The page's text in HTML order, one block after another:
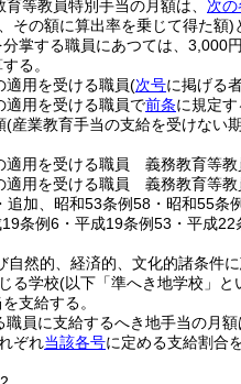
等教員特別手当の月額は、 次
その額に算出率を乗じて得た額)
掌する職員にあつては、3,000
る。
適用を受ける職員(次号に掲げる
適用を受ける職員で前条に規定
(産業教育手当の支給を受けない
適用を受ける職員 義務教育等教
適用を受ける職員 義務教育等教
追加、昭和53条例58・昭和55条
条例6・平成19条例53・平成
自然的、経済的、文化的諸条件
る学校(以下「準へき地学校」と
支給する。
員に支給するへき地手当の月
ぞれ当該各号に定める支給割合